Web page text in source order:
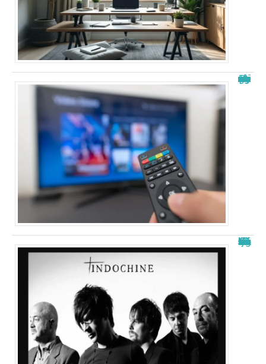
Papystreaming nouveau nom : tout savoir sur le changement
La signification de “j’ai demandé à la lune” d’indochine